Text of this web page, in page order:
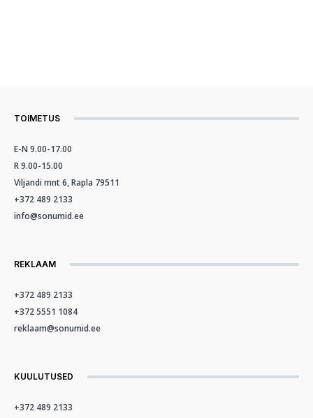
TOIMETUS
E-N 9.00-17.00
R 9.00-15.00
Viljandi mnt 6, Rapla 79511
+372 489 2133
info@sonumid.ee
REKLAAM
+372 489 2133
+372 5551 1084
reklaam@sonumid.ee
KUULUTUSED
+372 489 2133